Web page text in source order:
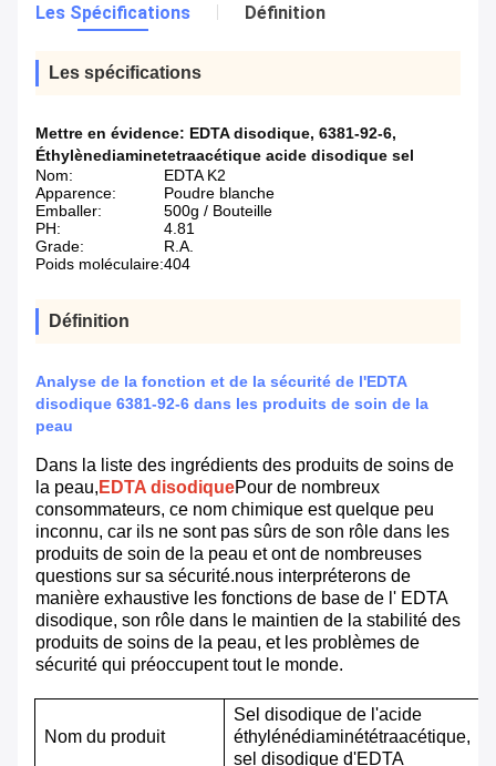
Les Spécifications Définition
Les spécifications
Mettre en évidence: EDTA disodique, 6381-92-6,
Éthylènediaminetetraacétique acide disodique sel
Nom:
EDTA K2
Apparence:
Poudre blanche
Emballer:
500g / Bouteille
PH:
4.81
Grade:
R.A.
Poids moléculaire:404
Définition
Analyse de la fonction et de la sécurité de l'EDTA
disodique 6381-92-6 dans les produits de soin de la
peau
Dans la liste des ingrédients des produits de soins de
la peau, EDTA disodiquePour de nombreux
consommateurs, ce nom chimique est quelque peu
inconnu, car ils ne sont pas sûrs de son rôle dans les
produits de soin de la peau et ont de nombreuses
questions sur sa sécurité.nous interpréterons de
manière exhaustive les fonctions de base de l' EDTA
disodique, son rôle dans le maintien de la stabilité des
produits de soins de la peau, et les problèmes de
sécurité qui préoccupent tout le monde.
Nom du produit
Sel disodique de l'acide
éthylénédiaminététraacétique,
sel disodique d'EDTA